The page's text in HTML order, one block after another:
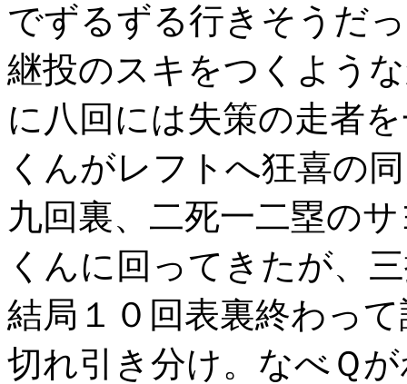
でずるずる行きそうだ
継投のスキをつくよう
に八回には失策の走者
くんがレフトへ狂喜の
九回裏、二死一二塁の
くんに回ってきたが、
結局１０回表裏終わっ
切れ引き分け。なべＱ